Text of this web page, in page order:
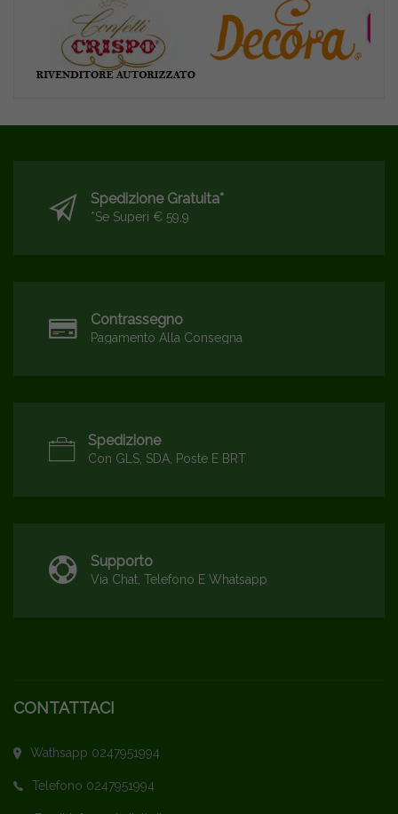
Spedizione Gratuita*
*se Superi € 59,9
Contrassegno
Pagamento Alla Consegna
Spedizione
Con GLS, SDA, Poste E BRT
Supporto
Via Chat, Telefono E Whatsapp
CONTATTACI
Wathsapp 0247951994
Telefono 0247951994